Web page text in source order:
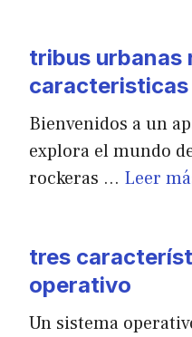
tribus urbanas
caracteristicas
Bienvenidos a un
explora el mundo
rockeras … Leer
tres
operativo
Un sistema